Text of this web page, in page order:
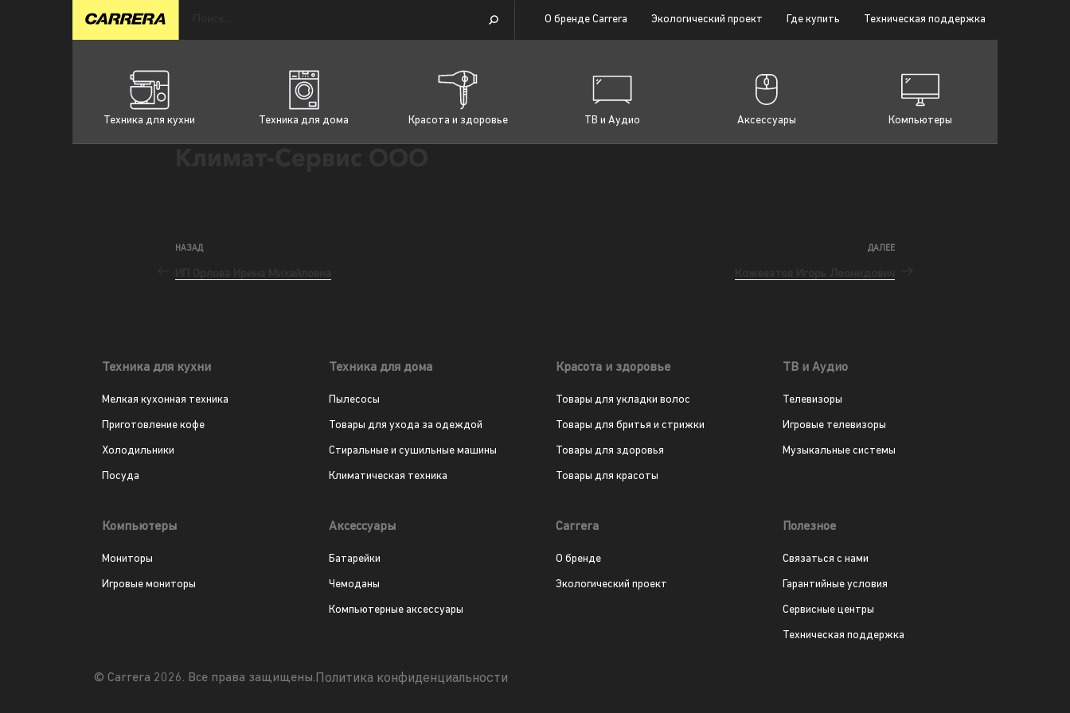
О бренде Carrera Экологический проект Где купить Техническая поддержка
Техника для кухни Техника для дома Красота и здоровье ТВ и Аудио Аксессуары Компьютеры
НАЗАД ДАЛЕЕ
Техника для кухни
Мелкая кухонная техника
Приготовление кофе
Холодильники
Посуда
Техника для дома
Пылесосы
Товары для ухода за одеждой
Стиральные и сушильные машины
Климатическая техника
Красота и здоровье
Товары для укладки волос
Товары для бритья и стрижки
Товары для здоровья
Товары для красоты
ТВ и Аудио
Телевизоры
Игровые телевизоры
Музыкальные системы
Компьютеры
Мониторы
Игровые мониторы
Аксессуары
Батарейки
Чемоданы
Компьютерные аксессуары
Carrera
О бренде
Экологический проект
Полезное
Связаться с нами
Гарантийные условия
Сервисные центры
Техническая поддержка
© Carrera 2026. Все права защищены.Политика конфиденциальности